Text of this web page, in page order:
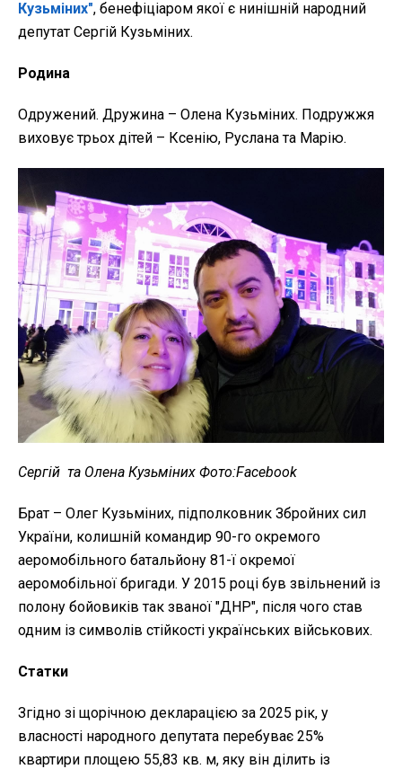
Кузьміних", бенефіціаром якої є нинішній народний
депутат Сергій Кузьміних.
Родина
Одружений. Дружина – Олена Кузьміних. Подружжя
виховує трьох дітей – Ксенію, Руслана та Марію.
Сергій та Олена Кузьміних Фото:Facebook
Брат – Олег Кузьміних, підполковник Збройних сил
України, колишній командир 90-го окремого
аеромобільного батальйону 81-ї окремої
аеромобільної бригади. У 2015 році був звільнений із
полону бойовиків так званої "ДНР", після чого став
одним із символів стійкості українських військових.
Статки
Згідно зі щорічною декларацією за 2025 рік, у
власності народного депутата перебуває 25%
квартири площею 55,83 кв. м, яку він ділить із